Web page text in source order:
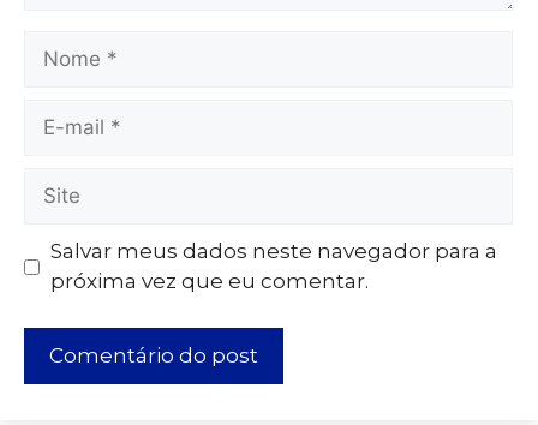
Salvar meus dados neste navegador para a
próxima vez que eu comentar.